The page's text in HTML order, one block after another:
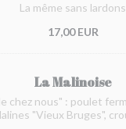
La même sans lardons
17,00 EUR
La Malinoise
chez nous" : poulet
"Vieux Bruges",